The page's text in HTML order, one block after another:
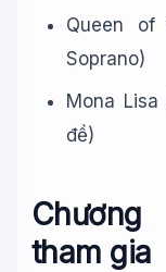
Queen
Soprano)
Mona
đề)
tham gia